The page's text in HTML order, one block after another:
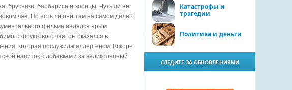
брусники, барбариса и корицы. Чуть ли не
чае. Но есть ли они там на самом деле?
фильма являлся ярым
фруктового чая, он оказался в
которая послужила аллергеном. Вскоре
напиток с добавками за великолепный
Катастрофы и
трагедии
Политика и деньги
СЛЕДИТЕ ЗА ОБНОВЛЕНИЯМИ